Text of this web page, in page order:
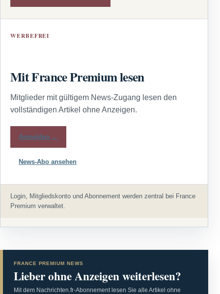
WERBEFREI
Mit France Premium lesen
Mitglieder mit gültigem News-Zugang lesen den
vollständigen Artikel ohne Anzeigen.
Anmelden →
News-Abo ansehen
Login, Mitgliedskonto und Abonnement werden zentral bei France
Premium verwaltet.
FRANCE PREMIUM NEWS
Lieber ohne Anzeigen weiterlesen?
Mit dem Nachrichten.fr-Abonnement lesen Sie alle Artikel ohne